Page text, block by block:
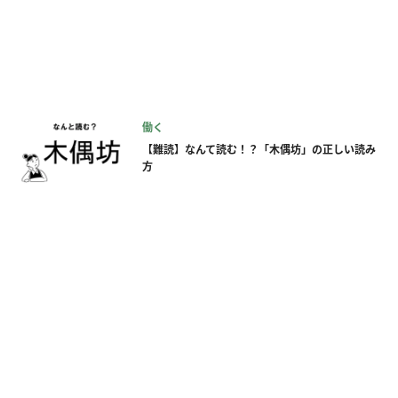
働く
【難読】なんて読む！？「木偶坊」の正しい読み
方